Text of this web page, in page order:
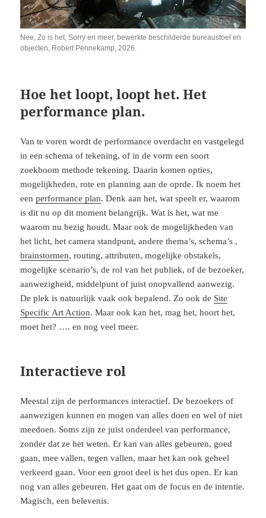
Nee, Zo is het, Sorry en meer, bewerkte beschilderde bureaustoel en
objecten, Robert Pennekamp, 2026.
Hoe het loopt, loopt het. Het
performance plan.
Van te voren wordt de performance overdacht en vastgelegd
in een schema of tekening, of in de vorm een soort
zoekboom methode tekening. Daarin komen opties,
mogelijkheden, rote en planning aan de oprde. Ik noem het
eenperformance plan. Denk aan het, wat speelt er, waarom
is dit nu op dit moment belangrijk. Wat is het, wat me
waarom nu bezig houdt. Maar ook de mogelijkheden van
het licht, het camera standpunt, andere thema’s, schema’s ,
brainstormen, routing, attributen, mogelijke obstakels,
mogelijke scenario’s, de rol van het publiek, of de bezoeker,
aanwezigheid, middelpunt of juist onopvallend aanwezig.
De plek is natuurlijk vaak ook bepalend. Zo ook de Site
Specific Art Action. Maar ook kan het, mag het, hoort het,
moet het? …. en nog veel meer.
Interactieve rol
Meestal zijn de performances interactief. De bezoekers of
aanwezigen kunnen en mogen van alles doen en wel of niet
meedoen. Soms zijn ze juist onderdeel van performance,
zonder dat ze het weten. Er kan van alles gebeuren, goed
gaan, mee vallen, tegen vallen, maar het kan ook geheel
verkeerd gaan. Voor een groot deel is het dus open. Er kan
nog van alles gebeuren. Het gaat om de focus en de intentie.
Magisch, een belevenis.